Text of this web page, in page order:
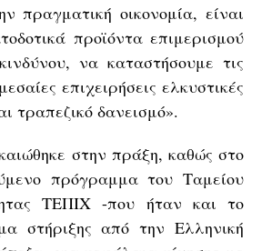
πραγματική οικονομία, είναι
προϊόντα επιμερισμού
να καταστήσουμε τις
επιχειρήσεις ελκυστικές
τραπεζικό δανεισμό».
στην πράξη, καθώς στο
πρόγραμμα του Ταμείου
ΤΕΠΙΧ -που ήταν και το
στήριξης από την Ελληνική